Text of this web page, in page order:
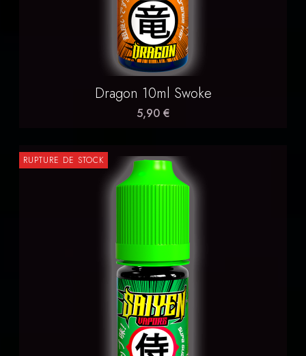
Dragon 10ml Swoke
5,90 €
RUPTURE DE STOCK